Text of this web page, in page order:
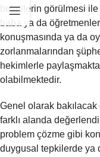
belirtilerin görülmesi
baba ya da
konuşmasında ya da
zorlanmalarından
hekimlerle paylaşmakta
olabilmektedir.
Genel olarak
farklı alanda
problem çözme gibi
duygusal tepkilerde ya